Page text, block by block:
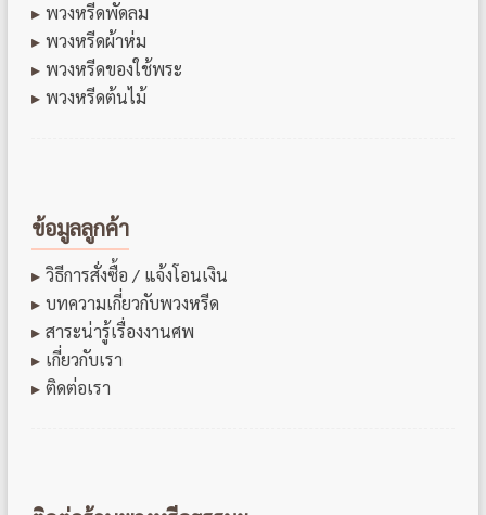
พวงหรีดพัดลม
พวงหรีดผ้าห่ม
พวงหรีดของใช้พระ
พวงหรีดต้นไม้
ข้อมูลลูกค้า
วิธีการสั่งซื้อ / แจ้งโอนเงิน
บทความเกี่ยวกับพวงหรีด
สาระน่ารู้เรื่องงานศพ
เกี่ยวกับเรา
ติดต่อเรา